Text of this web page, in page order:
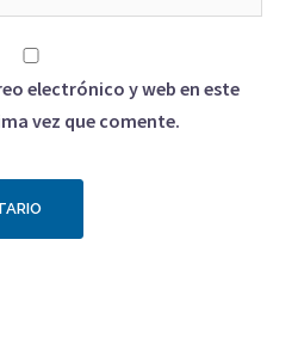
electrónico y web en este
vez que comente.